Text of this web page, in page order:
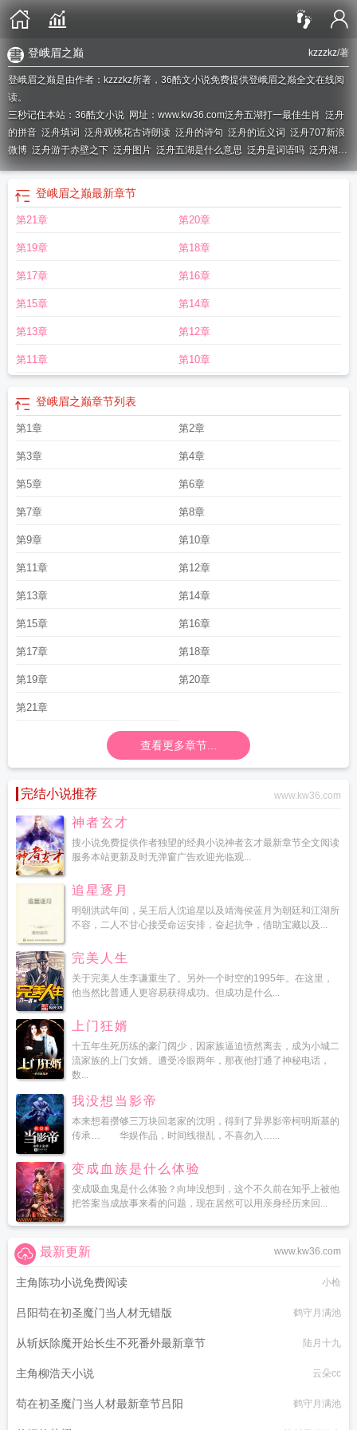
kzzzkz/著
登峨眉之巅
登峨眉之巅是由作者：kzzzkz所著，36酷文小说免费提供登峨眉之巅全文在线阅
读。
三秒记住本站：36酷文小说 网址：www.kw36.com泛舟五湖打一最佳生肖 泛舟
的拼音 泛舟填词 泛舟观桃花古诗朗读 泛舟的诗句 泛舟的近义词 泛舟707新浪
微博 泛舟游于赤壁之下 泛舟图片 泛舟五湖是什么意思 泛舟是词语吗 泛舟湖上
的优美句子泛舟博客泛舟造句泛舟湖上泛舟西湖泛舟观桃花陆游泛舟707
泛舟707 泛舟湖上的意思
句 泛舟之役
大河里泛舟入后溪其二 泛舟秋怀泛舟五湖
逍遥游 泛舟入后溪 泛舟人
登峨眉之巅最新章节
第21章 第20章
第19章 第18章
第17章 第16章
第15章 第14章
第13章 第12章
第11章 第10章
登峨眉之巅章节列表
第1章 第2章
第3章 第4章
第5章 第6章
第7章 第8章
第9章 第10章
第11章 第12章
第13章 第14章
第15章 第16章
第17章 第18章
第19章 第20章
第21章
查看更多章节...
完结小说推荐 www.kw36.com
神者玄才
搜小说免费提供作者独望的经典小说神者玄才最新章节全文阅读
服务本站更新及时无弹窗广告欢迎光临观...
追星逐月
明朝洪武年间，吴王后人沈追星以及靖海侯蓝月为朝廷和江湖所
不容，二人不甘心接受命运安排，奋起抗争，借助宝藏以及...
完美人生
关于完美人生李谦重生了。另外一个时空的1995年。在这里，
他当然比普通人更容易获得成功。但成功是什么...
上门狂婿
十五年生死历练的豪门阔少，因家族逼迫愤然离去，成为小城二
流家族的上门女婿。遭受冷眼两年，那夜他打通了神秘电话，
数...
我没想当影帝
本来想着攒够三万块回老家的沈明，得到了异界影帝柯明斯基的
传承… 华娱作品，时间线很乱，不喜勿入…...
变成血族是什么体验
变成吸血鬼是什么体验？向坤没想到，这个不久前在知乎上被他
把答案当成故事来看的问题，现在居然可以用亲身经历来回...
www.kw36.com
最新更新
主角陈功小说免费阅读 小枪
吕阳苟在初圣魔门当人材无错版 鹤守月满池
从斩妖除魔开始长生不死番外最新章节 陆月十九
主角柳浩天小说 云朵cc
苟在初圣魔门当人材最新章节吕阳 鹤守月满池